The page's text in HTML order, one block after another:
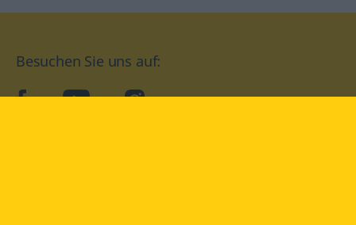
Besuchen Sie uns auf:
facebookYouTube Instagram